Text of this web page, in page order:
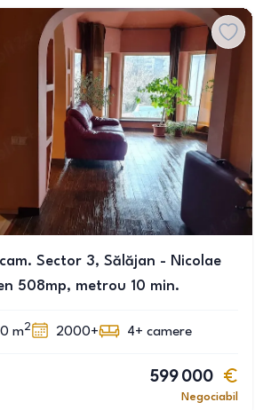
Sector 3, Sălăjan - Nicolae
508mp, metrou 10 min.
m2 2000+ 4+ camere
599 000
Negociabil